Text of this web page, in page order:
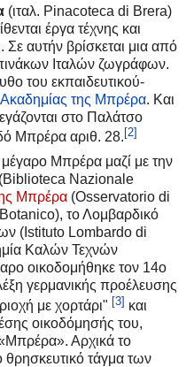
(ιταλ. Pinacoteca di Brera)
έργα τέχνης και
. Σε αυτήν βρίσκεται μια από
Ιταλών ζωγράφων.
του εκπαιδευτικού-
Ακαδημίας της Μπρέρα. Και
στο Παλάτσο
Μπρέρα αριθ. 28. [2]
Μπρέρα μαζί με την
Nazionale
Μπρέρα (Osservatorio di
το Λομβαρδικό
(Istituto Lombardo di
Καλών Τεχνών
οικοδομήθηκε τον 14ο
γερμανικής προέλευσης
με χορτάρι" [3] και
οικοδόμησής του,
Αρχικά το
τάγμα των